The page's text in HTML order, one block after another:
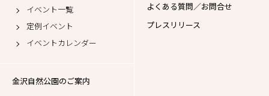
イベント一覧
定例イベント
イベントカレンダー
よくある質問／お問合せ
プレスリリース
金沢自然公園のご案内